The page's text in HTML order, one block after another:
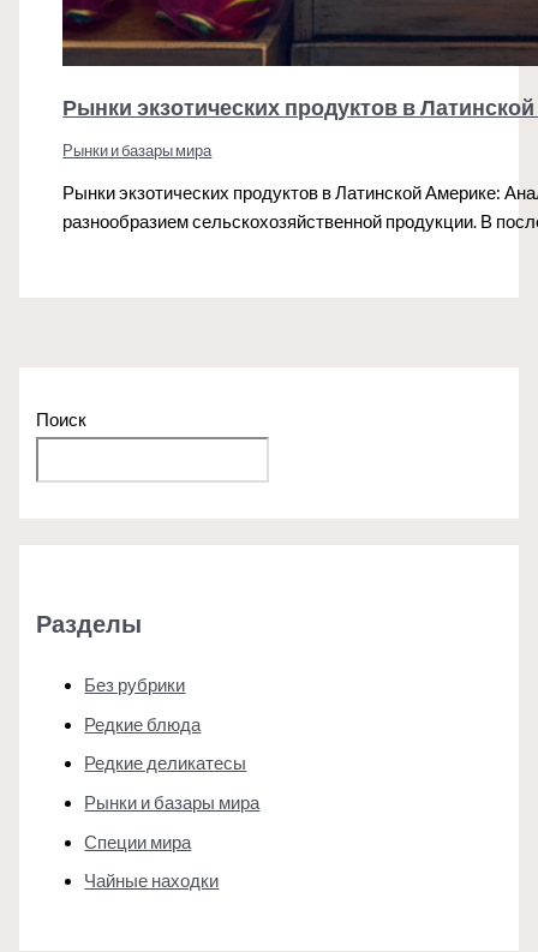
Рынки экзотических продуктов в
Рынки и базары мира
Рынки экзотических продуктов в Латинской Америке:
разнообразием сельскохозяйственной продукции. В
Поиск
Разделы
Без рубрики
Редкие блюда
Редкие деликатесы
Рынки и базары мира
Специи мира
Чайные находки